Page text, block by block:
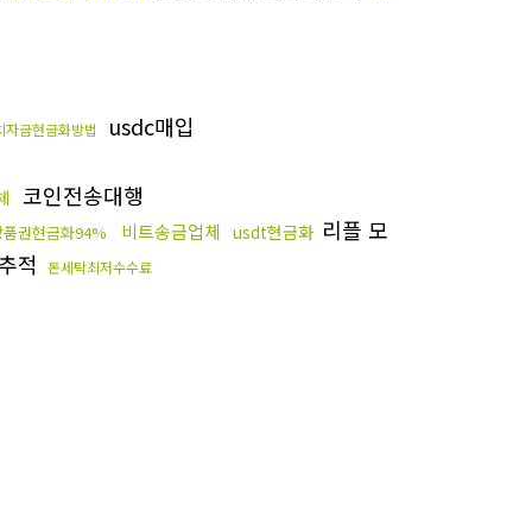
자금현금화방법 usdc매입
코인전송대행
권현금화94% 비트송금업체 usdt현금화 리플 모
적
돈세탁최저수수료